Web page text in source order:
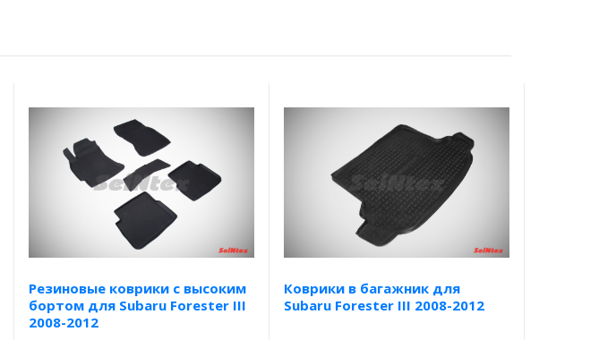
Резиновые коврики с высоким
бортом для Subaru Forester III
2008-2012
Коврики в багажник для
Subaru Forester III 2008-2012